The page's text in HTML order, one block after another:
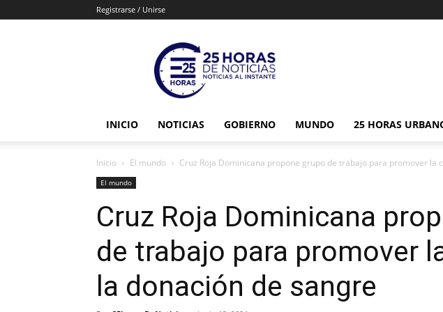
Registrarse / Unirse
INICIO NOTICIAS GOBIERNO MUNDO 25 HORAS
Inicio El mundo Cruz Roja Dominicana propone grupo de trabajo para promover la
El mundo
Cruz Roja Dominicana
de trabajo para promover
la donación de sangre